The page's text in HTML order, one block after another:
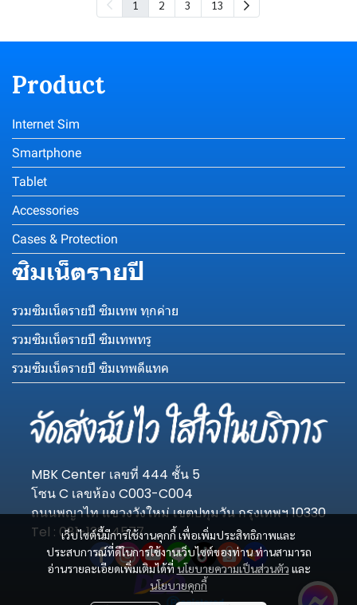
1 2 3 13
เว็บไซต์นี้มีการใช้งานคุกกี้ เพื่อเพิ่มประสิทธิภาพและ
ประสบการณ์ที่ดีในการใช้งานเว็บไซต์ของท่าน ท่านสามารถ
อ่านรายละเอียดเพิ่มเติมได้ที่นโยบายความเป็นส่วนตัว และ
นโยบายคุกกี้
Product
Internet Sim
Smartphone
Tablet
Accessories
Cases & Protection
ซิมเน็ตรายปี
รวมซิมเน็ตรายปี ซิมเทพ ทุกค่าย
รวมซิมเน็ตรายปี ซิมเทพทรู
รวมซิมเน็ตรายปี ซิมเทพดีแทค
MBK Center เลขที่ 444 ชั้น 5
โซน C เลขห้อง C003-C004
ถนนพญาไท แขวงวังใหม่ เขตปทุมวัน กรุงเทพฯ 10330
Tel : 081-123-4577